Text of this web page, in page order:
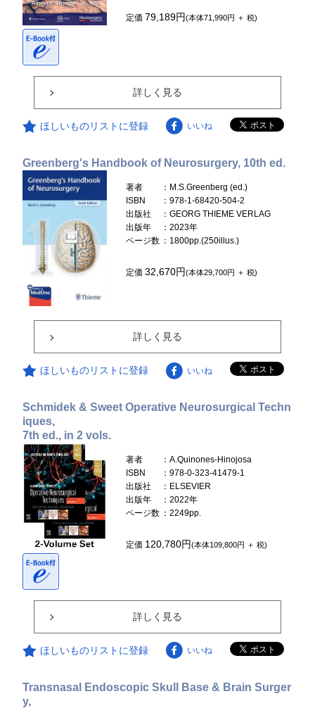
定価 79,189円(本体71,990円 ＋ 税)
詳しく見る
ほしいものリストに登録 いいね
Greenberg's Handbook of Neurosurgery, 10th ed.
著者
：M.S.Greenberg (ed.)
ISBN
：978-1-68420-504-2
出版社
：GEORG THIEME VERLAG
出版年
：2023年
ページ数 ：1800pp.(250illus.)
定価32,670円(本体29,700円 ＋ 税)
詳しく見る
ほしいものリストに登録 いいね
Schmidek & Sweet Operative Neurosurgical Techn
iques,
7th ed., in 2 vols.
著者
：A.Quinones-Hinojosa
ISBN
：978-0-323-41479-1
出版社
：ELSEVIER
出版年
：2022年
ページ数 ：2249pp.
定価 120,780円(本体109,800円 ＋ 税)
詳しく見る
ほしいものリストに登録 いいね
Transnasal Endoscopic Skull Base & Brain Surger
y,